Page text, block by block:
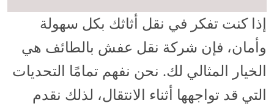
إذا كنت تفكر في نقل أثاثك بكل سهولة
وأمان، فإن شركة نقل عفش بالطائف هي
الخيار المثالي لك. نحن نفهم تمامًا التحديات
التي قد تواجهها أثناء الانتقال، لذلك نقدم